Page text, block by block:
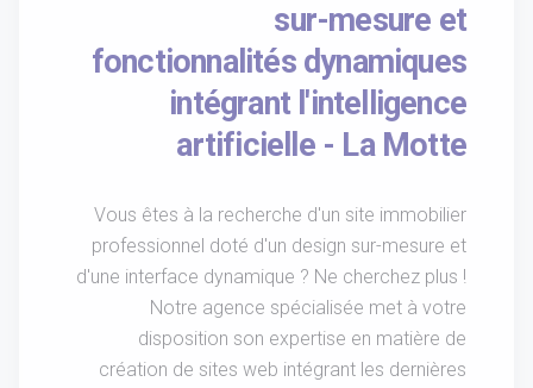
sur-mesure et
fonctionnalités dynamiques
intégrant l'intelligence
artificielle - La Motte
Vous êtes à la recherche d'un site immobilier
professionnel doté d'un design sur-mesure et
d'une interface dynamique ? Ne cherchez plus !
Notre agence spécialisée met à votre
disposition son expertise en matière de
création de sites web intégrant les dernières